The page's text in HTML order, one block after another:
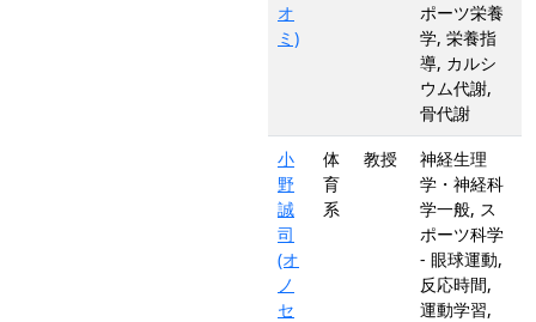
オ
ミ)
ポーツ栄養
学, 栄養指
導, カルシ
ウム代謝,
骨代謝
小
野
誠
司
(オ
ノ
セ
体
育
系
教授
神経生理
学・神経科
学一般, ス
ポーツ科学
- 眼球運動,
反応時間,
運動学習,